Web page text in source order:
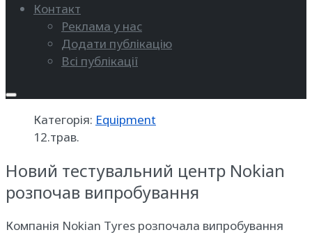
Контакт
Реклама у нас
Додати публікацію
Всі публікації
Категорія: Equipment
12.трав.
Новий тестувальний центр Nokian
розпочав випробування
Компанія Nokian Tyres розпочала випробування